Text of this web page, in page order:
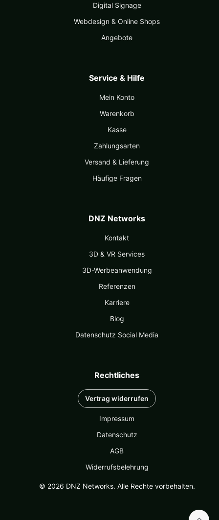
Digital Signage
Webdesign & Online Shops
Angebote
Service & Hilfe
Mein Konto
Warenkorb
Kasse
Zahlungsarten
Versand & Lieferung
Häufige Fragen
DNZ Networks
Kontakt
3D & VR Services
3D-Werbeanwendung
Referenzen
Karriere
Blog
Datenschutz Social Media
Rechtliches
Vertrag widerrufen
Impressum
Datenschutz
AGB
Widerrufsbelehrung
© 2026 DNZ Networks. Alle Rechte vorbehalten.